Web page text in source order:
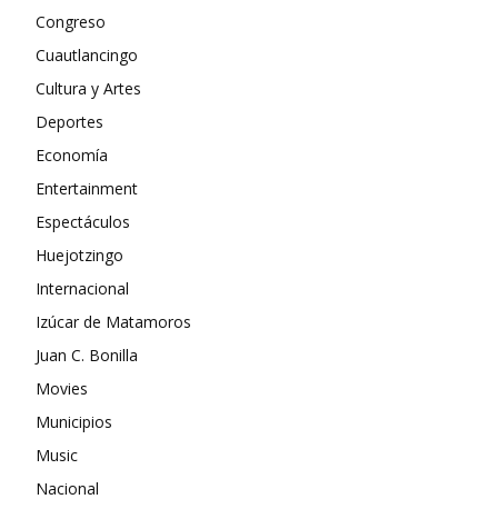
Congreso
Cuautlancingo
Cultura y Artes
Deportes
Economía
Entertainment
Espectáculos
Huejotzingo
Internacional
Izúcar de Matamoros
Juan C. Bonilla
Movies
Municipios
Music
Nacional